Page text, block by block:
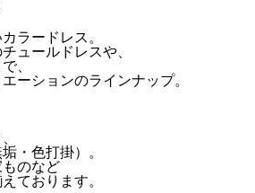
ラードレス。
ュールドレスや、
、
ーションのラインナップ。
・色打掛）。
のなど
ております。